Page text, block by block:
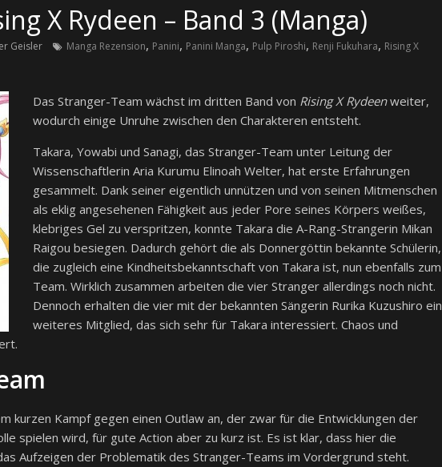
X Rydeen – Band 3 (Manga)
Geisler Manga Rezension, Panini, Panini Manga, Pulp Piroshi, Renji Fukuhara, Rising X
Das Stranger-Team wächst im dritten Band von Rising X Rydeenweiter,
wodurch einige Unruhe zwischen den Charakteren entsteht.
Takara, Yowabi und Sanagi, das Stranger-Team unter Leitung der
Wissenschaftlerin Aria Kurumu Elinoah Welter, hat erste Erfahrungen
gesammelt. Dank seiner eigentlich unnützen und von seinen Mitmenschen
als eklig angesehenen Fähigkeit aus jeder Pore seines Körpers weißes,
klebriges Gel zu verspritzen, konnte Takara die A-Rang-Strangerin Mikan
Raigou besiegen. Dadurch gehört die als Donnergöttin bekannte Schülerin,
die zugleich eine Kindheitsbekanntschaft von Takara ist, nun ebenfalls zum
Team. Wirklich zusammen arbeiten die vier Stranger allerdings noch nicht.
Dennoch erhalten die vier mit der bekannten Sängerin Rurika Kuzushiro ein
weiteres Mitglied, das sich sehr für Takara interessiert. Chaos und
kurzen Kampf gegen einen Outlaw an, der zwar für die Entwicklungen der
spielen wird, für gute Action aber zu kurz ist. Es ist klar, dass hier die
Aufzeigen der Problematik des Stranger-Teams im Vordergrund steht.